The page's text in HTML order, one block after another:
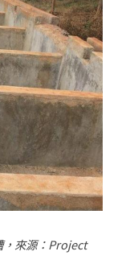
來源：Project